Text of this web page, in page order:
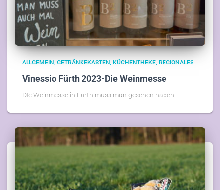
ALLGEMEIN GETRÄNKEKASTEN KÜCHENTHEKE REGIONALES
Vinessio Fürth 2023-Die Weinmesse
DIe Weinmesse in Fürth muss man gesehen haben!